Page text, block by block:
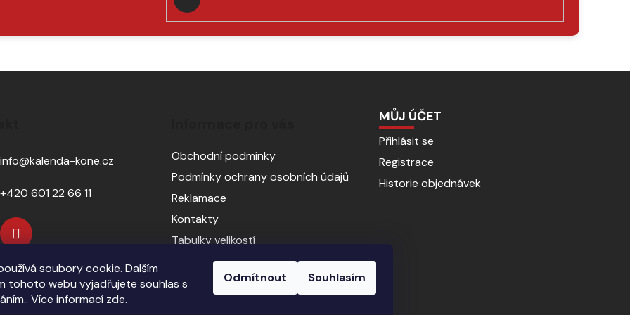
soubory cookie. Dalším
tohoto webu vyjadřujete souhlas s
Více informací zde.
Odmítnout Souhlasím
PŘIHLÁSIT
SE
info@kalenda-kone.cz
+420 601 22 66 11
Obchodní podmínky
Podmínky ochrany osobních údajů
Reklamace
Kontakty
Tabulky velikostí
Sedlářský servis
Pasování sedel pro koně
MŮJ ÚČET
Přihlásit se
Registrace
Historie objednávek